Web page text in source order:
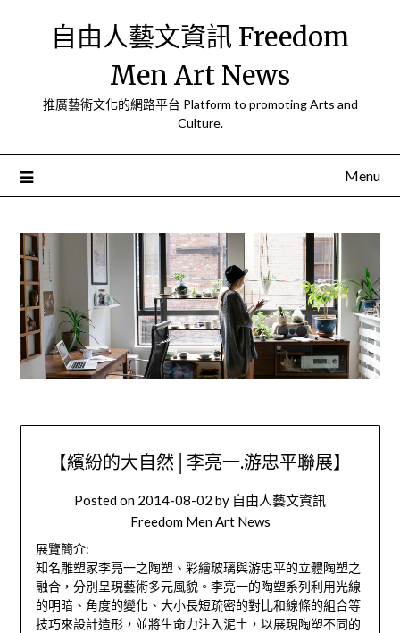
自由人藝文資訊 Freedom
Men Art News
推廣藝術文化的網路平台 Platform to promoting Arts and
Culture.
Menu
【繽紛的大自然│李亮一.游忠平聯展】
Posted on 2014-08-02 by 自由人藝文資訊
Freedom Men Art News
展覽簡介:
知名雕塑家李亮一之陶塑、彩繪玻璃與游忠平的立體陶塑之
融合，分別呈現藝術多元風貌。李亮一的陶塑系列利用光線
的明暗、角度的變化、大小長短疏密的對比和線條的組合等
技巧來設計造形，並將生命力注入泥土，以展現陶塑不同的